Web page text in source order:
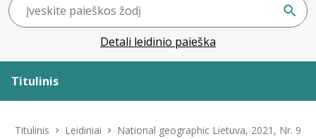
Detali leidinio paieška
Titulinis
Titulinis Leidiniai National geographic Lietuva, 2021, Nr. 9